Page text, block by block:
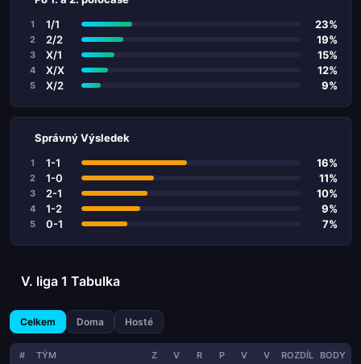
1 1/1 23%
2 2/2 19%
3 X/1 15%
4 X/X 12%
5 X/2 9%
Správný Výsledek
1 1-1 16%
2 1-0 11%
3 2-1 10%
4 1-2 9%
5 0-1 7%
V. liga 1 Tabulka
Celkem Doma Hosté
# TÝM Z V R P V V ROZDÍL BODY